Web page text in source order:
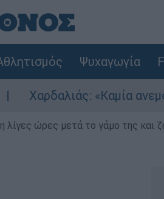
Ψυχαγωγία
«Καμία
ώρες μετά το γάμο της και